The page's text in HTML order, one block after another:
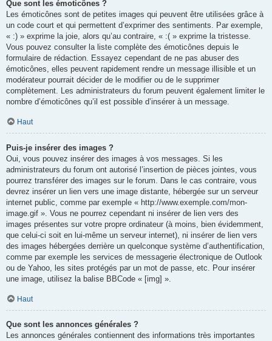
Que sont les émoticônes ?
Les émoticônes sont de petites images qui peuvent être utilisées grâce à
un code court et qui permettent d’exprimer des sentiments. Par exemple,
« :) » exprime la joie, alors qu’au contraire, « :( » exprime la tristesse.
Vous pouvez consulter la liste complète des émoticônes depuis le
formulaire de rédaction. Essayez cependant de ne pas abuser des
émoticônes, elles peuvent rapidement rendre un message illisible et un
modérateur pourrait décider de le modifier ou de le supprimer
complètement. Les administrateurs du forum peuvent également limiter le
nombre d’émoticônes qu’il est possible d’insérer à un message.
Haut
Puis-je insérer des images ?
Oui, vous pouvez insérer des images à vos messages. Si les
administrateurs du forum ont autorisé l’insertion de pièces jointes, vous
pourrez transférer des images sur le forum. Dans le cas contraire, vous
devrez insérer un lien vers une image distante, hébergée sur un serveur
internet public, comme par exemple « http://www.exemple.com/mon-
image.gif ». Vous ne pourrez cependant ni insérer de lien vers des
images présentes sur votre propre ordinateur (à moins, bien évidemment,
que celui-ci soit en lui-même un serveur internet), ni insérer de lien vers
des images hébergées derrière un quelconque système d’authentification,
comme par exemple les services de messagerie électronique de Outlook
ou de Yahoo, les sites protégés par un mot de passe, etc. Pour insérer
une image, utilisez la balise BBCode « [img] ».
Haut
Que sont les annonces générales ?
Les annonces générales contiennent des informations très importantes